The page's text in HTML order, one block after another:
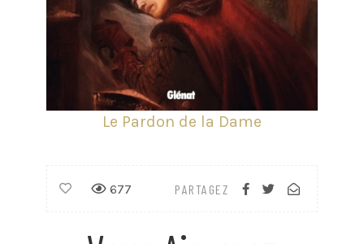
Le Pardon de la Dame
PARTAGEZ
677